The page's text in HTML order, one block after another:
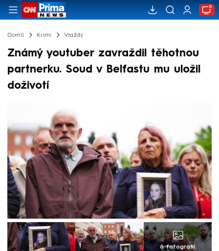
Domů Krimi Vraždy
Známý youtuber zavraždil těhotnou
partnerku. Soud v Belfastu mu uložil
doživotí
6 fotografií